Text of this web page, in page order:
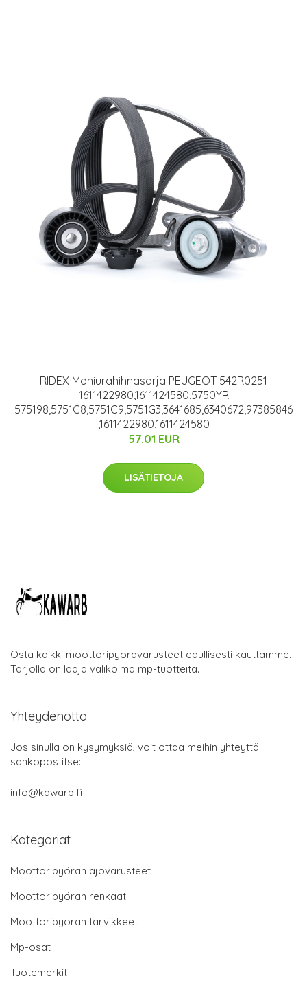
RIDEX Moniurahihnasarja PEUGEOT 542R0251
1611422980,1611424580,5750YR
575198,5751C8,5751C9,5751G3,3641685,6340672,97385846
,1611422980,1611424580
57.01 EUR
LISÄTIETOJA
Osta kaikki moottoripyörävarusteet edullisesti kauttamme.
Tarjolla on laaja valikoima mp-tuotteita.
Yhteydenotto
Jos sinulla on kysymyksiä, voit ottaa meihin yhteyttä
sähköpostitse:
info@kawarb.fi
Kategoriat
Moottoripyörän ajovarusteet
Moottoripyörän renkaat
Moottoripyörän tarvikkeet
Mp-osat
Tuotemerkit